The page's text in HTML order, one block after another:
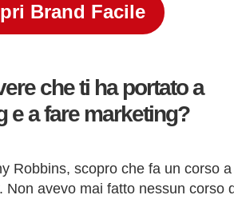
Brand Facile
che ti ha portato a
e a fare marketing?
Robbins, scopro che fa un corso a
Non avevo mai fatto nessun corso